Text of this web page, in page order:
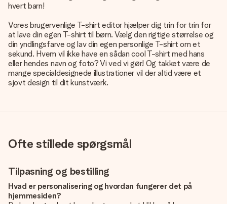
hvert barn!
Vores brugervenlige T-shirt editor hjælper dig trin for trin for
at lave din egen T-shirt til børn. Vælg den rigtige størrelse og
din yndlingsfarve og lav din egen personlige T-shirt om et
sekund. Hvem vil ikke have en sådan cool T-shirt med hans
eller hendes navn og foto? Vi ved vi gør! Og takket være de
mange specialdesignede illustrationer vil der altid være et
sjovt design til dit kunstværk.
Ofte stillede spørgsmål
Tilpasning og bestilling
Hvad er personalisering og hvordan fungerer det på
hjemmesiden?